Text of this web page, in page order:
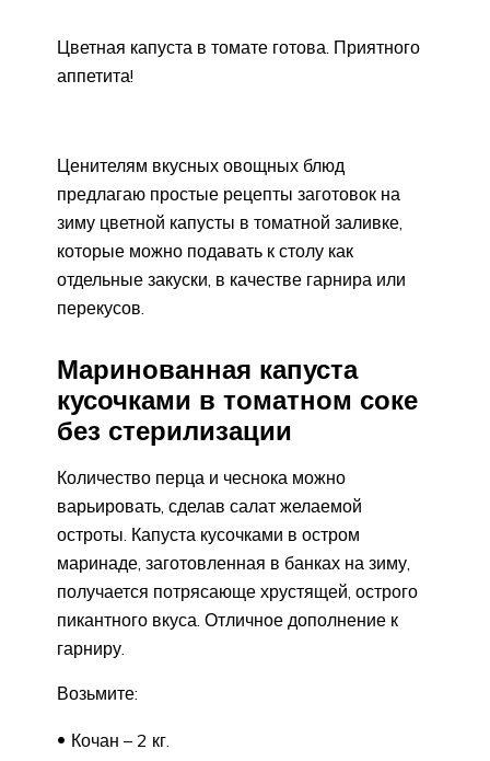
Цветная капуста в томате готова. Приятного
аппетита!
Ценителям вкусных овощных блюд
предлагаю простые рецепты заготовок на
зиму цветной капусты в томатной заливке,
которые можно подавать к столу как
отдельные закуски, в качестве гарнира или
перекусов.
Маринованная капуста
кусочками в томатном соке
без стерилизации
Количество перца и чеснока можно
варьировать, сделав салат желаемой
остроты. Капуста кусочками в остром
маринаде, заготовленная в банках на зиму,
получается потрясающе хрустящей, острого
пикантного вкуса. Отличное дополнение к
гарниру.
Возьмите:
Кочан – 2 кг.